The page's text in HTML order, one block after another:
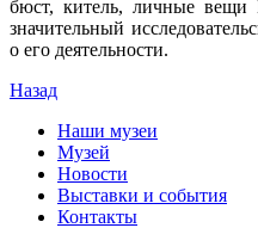
бюст, китель, личные вещи
значительный
о его деятельности.
Назад
Наши музеи
Музей
Новости
Выставки и события
Контакты